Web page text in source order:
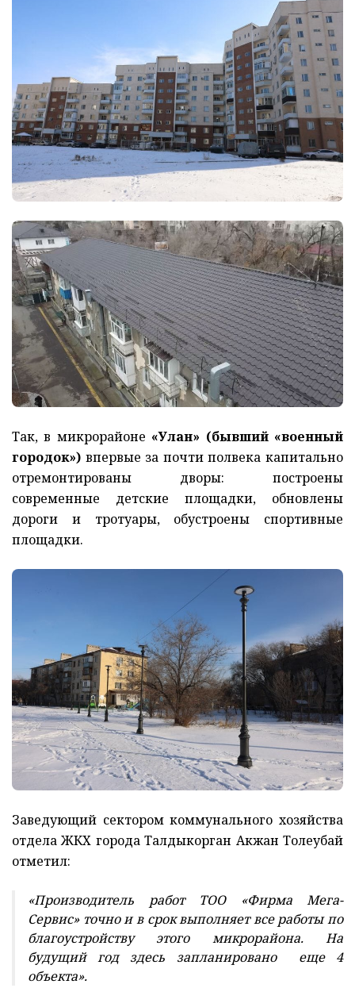
Так, в микрорайоне «Улан» (бывший «военный
городок») впервые за почти полвека капитально
отремонтированы дворы: построены
современные детские площадки, обновлены
дороги и тротуары, обустроены спортивные
площадки.
Заведующий сектором коммунального хозяйства
отдела ЖКХ города Талдыкорган Акжан Толеубай
отметил:
«Производитель работ ТОО «Фирма Мега-
Сервис» точно и в срок выполняет все работы по
благоустройству этого микрорайона. На
будущий год здесь запланировано еще 4
объекта».